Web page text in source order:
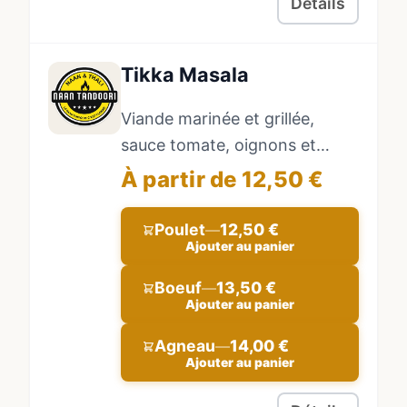
Tikka Masala
Viande marinée et grillée,
sauce tomate, oignons et
poivrons. Accompagné de riz
basmati.
À partir de 12,50 €
Poulet—12,50 €
Ajouter au panier
Boeuf—13,50 €
Ajouter au panier
Agneau—14,00 €
Ajouter au panier